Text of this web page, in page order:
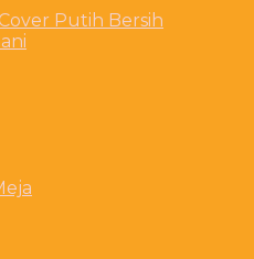
Putih Bersih